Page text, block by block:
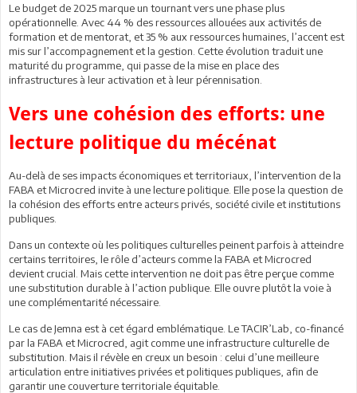
Le budget de 2025 marque un tournant vers une phase plus
opérationnelle. Avec 44 % des ressources allouées aux activités de
formation et de mentorat, et 35 % aux ressources humaines, l’accent est
mis sur l’accompagnement et la gestion. Cette évolution traduit une
maturité du programme, qui passe de la mise en place des
infrastructures à leur activation et à leur pérennisation.
Vers une cohésion des efforts: une
lecture politique du mécénat
Au-delà de ses impacts économiques et territoriaux, l’intervention de la
FABA et Microcred invite à une lecture politique. Elle pose la question de
la cohésion des efforts entre acteurs privés, société civile et institutions
publiques.
Dans un contexte où les politiques culturelles peinent parfois à atteindre
certains territoires, le rôle d’acteurs comme la FABA et Microcred
devient crucial. Mais cette intervention ne doit pas être perçue comme
une substitution durable à l’action publique. Elle ouvre plutôt la voie à
une complémentarité nécessaire.
Le cas de Jemna est à cet égard emblématique. Le TACIR’Lab, co-financé
par la FABA et Microcred, agit comme une infrastructure culturelle de
substitution. Mais il révèle en creux un besoin : celui d’une meilleure
articulation entre initiatives privées et politiques publiques, afin de
garantir une couverture territoriale équitable.